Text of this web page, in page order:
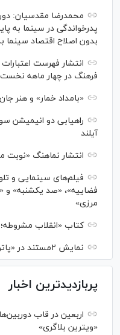
محمدرضا مقدسیان:
پدرخواندگی در سینما به
بدون اصلاح اقتصاد
انتشار فهرست
فرهنگ در چهار ماهه نخست
«بامداد خمار» و هنر
راهیابی دو انیمیشن
آیلند
انتشار نماهنگ «نوبت
فیلم‌های سینمایی و
فضاییه»، «صد یکشنبه» و
مرزی»
کتاب «انقلاب
نمایش ۲مستند در «پاتوق مستند»
پربازدیدترین اخبار
اربعین در قاب
«ویترین بلاگری»